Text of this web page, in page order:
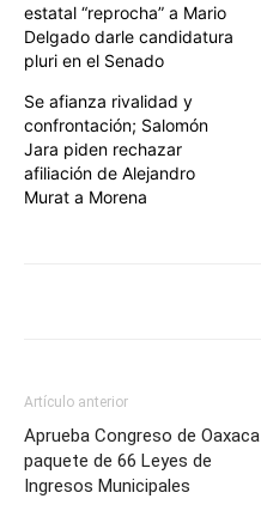
estatal “reprocha” a Mario
Delgado darle candidatura
pluri en el Senado
Se afianza rivalidad y
confrontación; Salomón
Jara piden rechazar
afiliación de Alejandro
Murat a Morena
Artículo anterior
Aprueba Congreso de Oaxaca
paquete de 66 Leyes de
Ingresos Municipales